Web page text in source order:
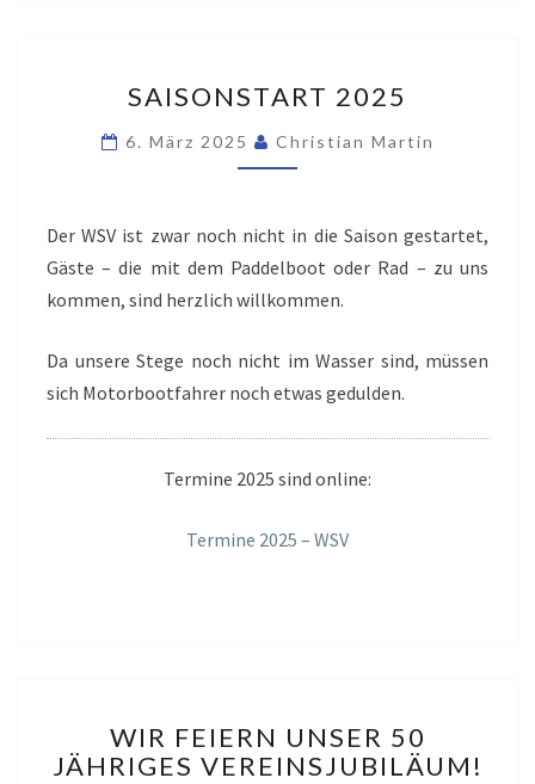
2025
SAISONSTART 2025
6. März 2025 Christian Martin
Der WSV ist zwar noch nicht in die Saison gestartet,
Gäste – die mit dem Paddelboot oder Rad – zu uns
kommen, sind herzlich willkommen.
Da unsere Stege noch nicht im Wasser sind, müssen
sich Motorbootfahrer noch etwas gedulden.
Termine 2025 sind online:
Termine 2025 – WSV
FEIERN
UNSER
WIR FEIERN UNSER 50
JÄHRIGES VEREINSJUBILÄUM!